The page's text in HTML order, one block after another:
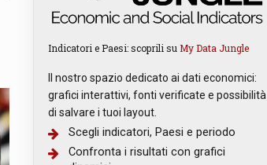
Indicatori e Paesi: scoprili su My Data Jungle
Il nostro spazio dedicato ai dati economici:
grafici interattivi, fonti verificate e possibilità
di salvare i tuoi layout.
Scegli indicatori, Paesi e periodo
Confronta i risultati con grafici